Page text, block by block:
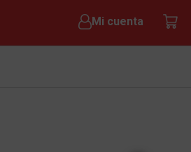
Mi cuenta